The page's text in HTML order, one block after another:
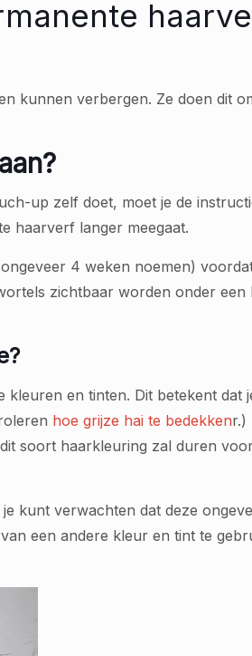
kunnen verbergen. Ze doen dit
up zelf doet, moet je de
haarverf langer meegaat.
4 weken noemen)
zichtbaar worden onder
en tinten. Dit betekent
hoe grijze hai te bedekkenr.)
soort haarkleuring zal duren
kunt verwachten dat deze
een andere kleur en tint te